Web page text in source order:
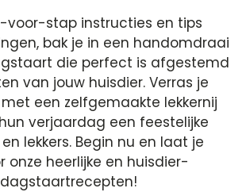
voor-stap instructies en tips
bak je in een handomdraai
die perfect is afgestemd
van jouw huisdier. Verras je
een zelfgemaakte lekkernij
verjaardag een feestelijke
lekkers. Begin nu en laat je
onze heerlijke en huisdier-